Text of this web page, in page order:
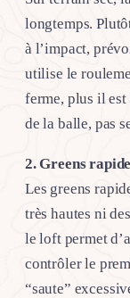
longtemps.
à l’impact,
utilise le
ferme, plus il
de la balle, pas
2. Greens
Les greens
très hautes ni
le loft permet
contrôler le
“saute”